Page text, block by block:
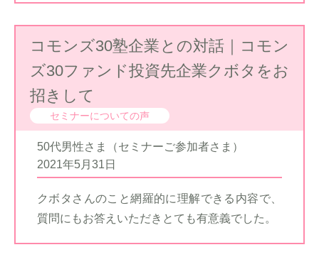
コモンズ30塾企業との対話｜コモン
ズ30ファンド投資先企業クボタをお
招きして
セミナーについての声
50代男性さま（セミナーご参加者さま）
2021年5月31日
クボタさんのこと網羅的に理解できる内容で、
質問にもお答えいただきとても有意義でした。